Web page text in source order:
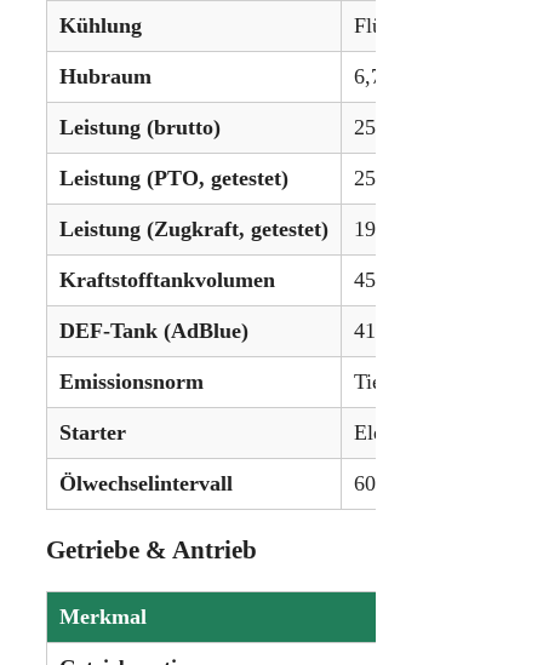
Kühlung Flüssigkeitsgekühlt
Hubraum 6,7 L (410,6 in³)
Leistung (brutto) 250 PS (186,4 kW)
Leistung (PTO, getestet) 256,42 PS (191,2
Leistung (Zugkraft, getestet) 195,59 PS (145,9
Kraftstofftankvolumen 454,2 L (120 gal)
DEF-Tank (AdBlue) 41,6 L (11 gal)
Emissionsnorm Tier IV (SCR)
Starter Elektrisch
Ölwechselintervall 600 Stunden
Getriebe & Antrieb
Merkmal